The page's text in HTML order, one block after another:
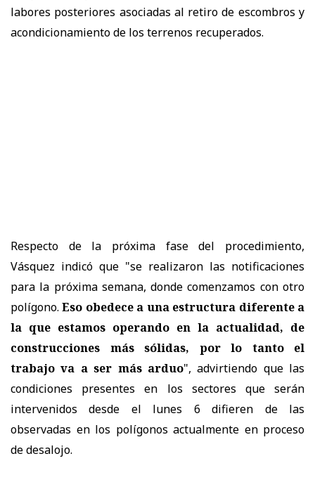
labores posteriores asociadas al retiro de escombros y
acondicionamiento de los terrenos recuperados.
Respecto de la próxima fase del procedimiento,
Vásquez indicó que "se realizaron las notificaciones
para la próxima semana, donde comenzamos con otro
polígono.Eso obedece a una estructura diferente a
la que estamos operando en la actualidad, de
construcciones más sólidas, por lo tanto el
trabajo va a ser más arduo", advirtiendo que las
condiciones presentes en los sectores que serán
intervenidos desde el lunes 6 difieren de las
observadas en los polígonos actualmente en proceso
de desalojo.